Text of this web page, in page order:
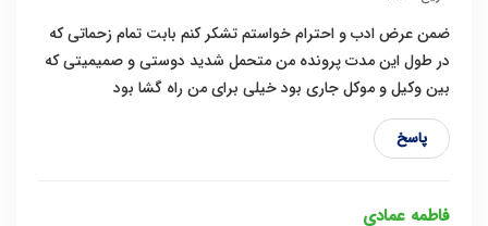
ضمن عرض ادب و احترام خواستم تشکر کنم بابت تمام زحماتی که
در طول این مدت پرونده من متحمل شدید دوستی و صمیمیتی که
بین وکیل و موکل جاری بود خیلی برای من راه گشا بود
پاسخ
فاطمه عمادی